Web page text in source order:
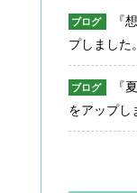
ブログ
『
プしました
ブログ
『
をアップし